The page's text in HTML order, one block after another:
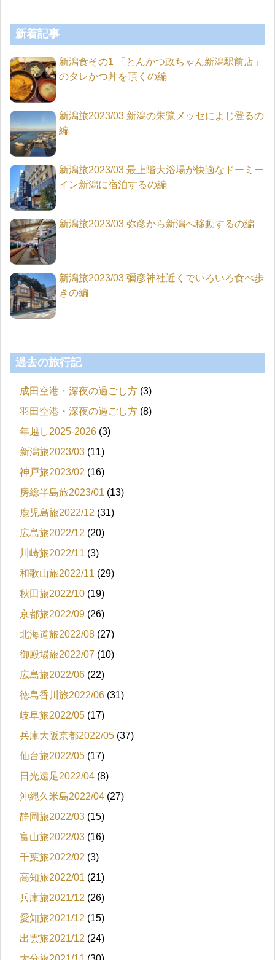
新着記事
新潟食その1 「とんかつ政ちゃん新潟駅前店」
のタレかつ丼を頂くの編
新潟旅2023/03 新潟の朱鷺メッセによじ登るの
編
新潟旅2023/03 最上階大浴場が快適なドーミー
イン新潟に宿泊するの編
新潟旅2023/03 弥彦から新潟へ移動するの編
新潟旅2023/03 彌彦神社近くでいろいろ食べ歩
きの編
過去の旅行記
成田空港・深夜の過ごし方 (3)
羽田空港・深夜の過ごし方 (8)
年越し2025-2026 (3)
新潟旅2023/03 (11)
神戸旅2023/02 (16)
房総半島旅2023/01 (13)
鹿児島旅2022/12 (31)
広島旅2022/12 (20)
川崎旅2022/11 (3)
和歌山旅2022/11 (29)
秋田旅2022/10 (19)
京都旅2022/09 (26)
北海道旅2022/08 (27)
御殿場旅2022/07 (10)
広島旅2022/06 (22)
徳島香川旅2022/06 (31)
岐阜旅2022/05 (17)
兵庫大阪京都2022/05 (37)
仙台旅2022/05 (17)
日光遠足2022/04 (8)
沖縄久米島2022/04 (27)
静岡旅2022/03 (15)
富山旅2022/03 (16)
千葉旅2022/02 (3)
高知旅2022/01 (21)
兵庫旅2021/12 (26)
愛知旅2021/12 (15)
出雲旅2021/12 (24)